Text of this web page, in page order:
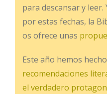
para descansar y leer.
por estas fechas, la
os ofrece unas
Este año hemos
recomendaciones
el verdadero